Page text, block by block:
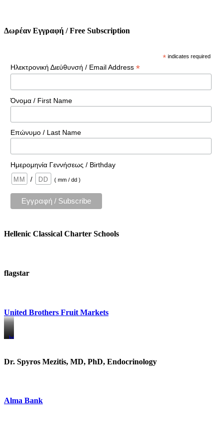
Δωρέαν Εγγραφή / Free Subscription
* indicates required
Ηλεκτρονική Διεύθυνσή / Email Address *
Όνομα / First Name
Επώνυμο / Last Name
Ημερομηνία Γεννήσεως / Birthday
/
( mm / dd )
Hellenic Classical Charter Schools
flagstar
United Brothers Fruit Markets
https://www.unitedbrothersfruitmarkets.com/
https://www.unitedbrothersfruitmarkets.com/
Dr. Spyros Mezitis, MD, PhD, Endocrinology
Alma Bank